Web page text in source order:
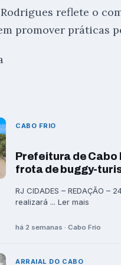
reflete o
promover práticas
CABO FRIO
Prefeitura de
frota de buggy-
RJ CIDADES – REDAÇÃO –
realizará ... Ler mais
há 2 semanas · Cabo Frio
ARRAIAL DO CABO